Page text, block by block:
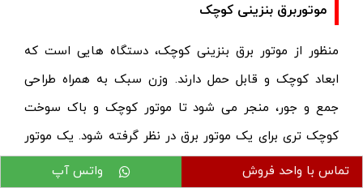
موتوربرق بنزینی کوچک
منظور از موتور برق بنزینی کوچک، دستگاه هایی است که
ابعاد کوچک و قابل حمل دارند. وزن سبک به همراه طراحی
جمع و جور، منجر می شود تا موتور کوچک و باک سوخت
کوچک تری برای یک موتور برق در نظر گرفته شود. یک موتور
برق بنزینی کوچک معمولا در مناطقی کاربرد دارد که نیازی به
تماس با واحد فروش واتس آپ